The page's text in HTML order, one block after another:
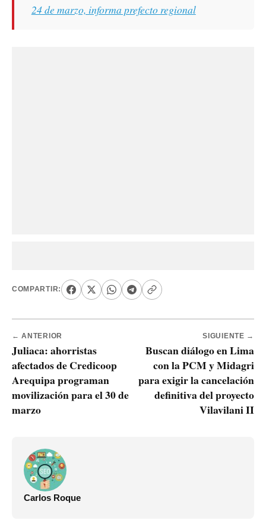
24 de marzo, informa prefecto regional
COMPARTIR:
← ANTERIOR
Juliaca: ahorristas
afectados de Credicoop
Arequipa programan
movilización para el 30 de
marzo
SIGUIENTE →
Buscan diálogo en Lima
con la PCM y Midagri
para exigir la cancelación
definitiva del proyecto
Vilavilani II
Carlos Roque